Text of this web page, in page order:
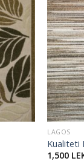
Add to
wishlist
LAGOS
Kualiteti
1,500